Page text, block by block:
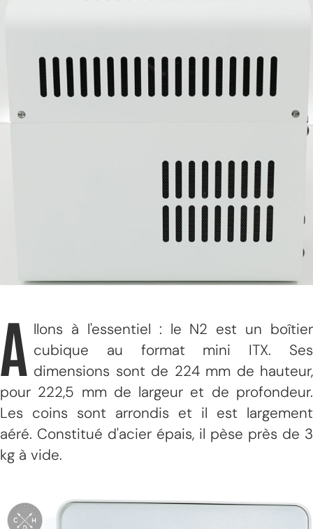
A llons à l'essentiel : le N2 est un boîtier
cubique au format mini ITX. Ses
dimensions sont de 224 mm de hauteur,
pour 222,5 mm de largeur et de profondeur.
Les coins sont arrondis et il est largement
aéré. Constitué d'acier épais, il pèse près de 3
kg à vide.